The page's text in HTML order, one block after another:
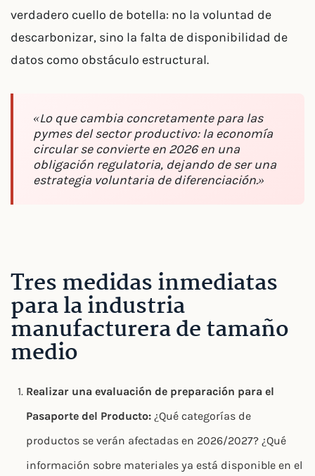
verdadero cuello de botella: no la voluntad de
descarbonizar, sino la falta de disponibilidad de
datos como obstáculo estructural.
«Lo que cambia concretamente para las
pymes del sector productivo: la economía
circular se convierte en 2026 en una
obligación regulatoria, dejando de ser una
estrategia voluntaria de diferenciación.»
Tres medidas inmediatas
para la industria
manufacturera de tamaño
medio
Realizar una evaluación de preparación para el
Pasaporte del Producto: ¿Qué categorías de
productos se verán afectadas en 2026/2027? ¿Qué
información sobre materiales ya está disponible en el